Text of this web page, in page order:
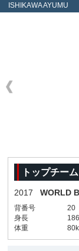
ISHIKAWA AYUMU
トップチーム
2017 WORLD
背番号 20
身長
体重